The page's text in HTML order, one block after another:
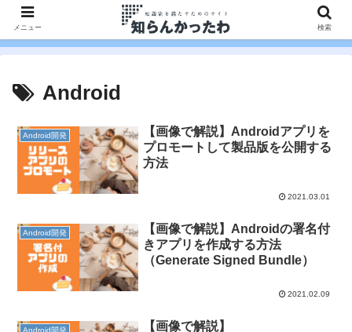
Android
Android開発
【画像で解説】Androidアプリを
プロモートして製品版を公開する
方法
2021.03.01
Android開発
【画像で解説】Androidの署名付
きアプリを作成する方法
（Generate Signed Bundle）
2021.02.09
Android開発
【画像で解説】
メニュー 検索